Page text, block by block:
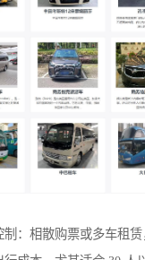
：相散购票或多车租赁